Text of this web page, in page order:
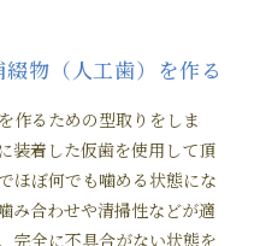
物（人工歯）を作る
作るための型取りをしま
装着した仮歯を使用して頂
ほぼ何でも噛める状態にな
み合わせや清掃性などが適
完全に不具合がない状態を